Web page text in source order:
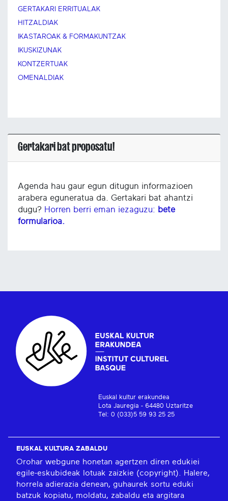
GERTAKARI ERRITUALAK
HITZALDIAK
IKASTAROAK & FORMAKUNTZAK
IKUSKIZUNAK
KONTZERTUAK
OMENALDIAK
Gertakari bat proposatu!
Agenda hau gaur egun ditugun informazioen
arabera eguneratua da. Gertakari bat ahantzi
dugu? Horren berri eman iezaguzu: bete
formularioa.
Euskal kultur erakundea
Lota Jauregia - 64480 Uztaritze
Tel: 0 (033)5 59 93 25 25
EUSKAL KULTURA ZABALDU
Orohar webgune honetan agertzen diren edukiei
egile-eskubideak lotuak zaizkie (copyright). Halere,
horrela adierazia denean, guhaurek sortu eduki
batzuk kopiatu, moldatu, zabaldu eta argitara